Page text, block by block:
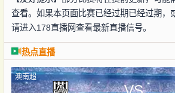
查看。如果本页面比赛已经过期已经过期，
请进入178直播网查看最新直播信号。
热点直播
澳南超